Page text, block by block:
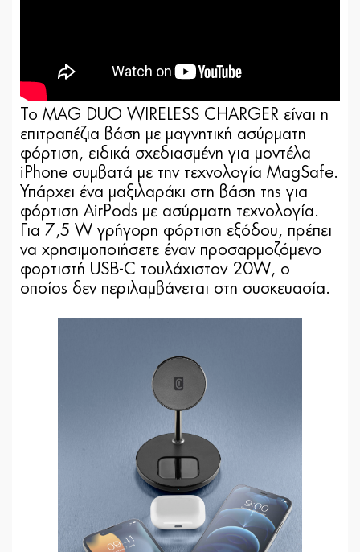
Το MAG DUO WIRELESS CHARGER είναι η
επιτραπέζια βάση με μαγνητική ασύρματη
φόρτιση, ειδικά σχεδιασμένη για μοντέλα
iPhone συμβατά με την τεχνολογία MagSafe.
Υπάρχει ένα μαξιλαράκι στη βάση της για
φόρτιση AirPods με ασύρματη τεχνολογία.
Για 7,5 W γρήγορη φόρτιση εξόδου, πρέπει
να χρησιμοποιήσετε έναν προσαρμοζόμενο
φορτιστή USB-C τουλάχιστον 20W, ο
οποίος δεν περιλαμβάνεται στη συσκευασία.